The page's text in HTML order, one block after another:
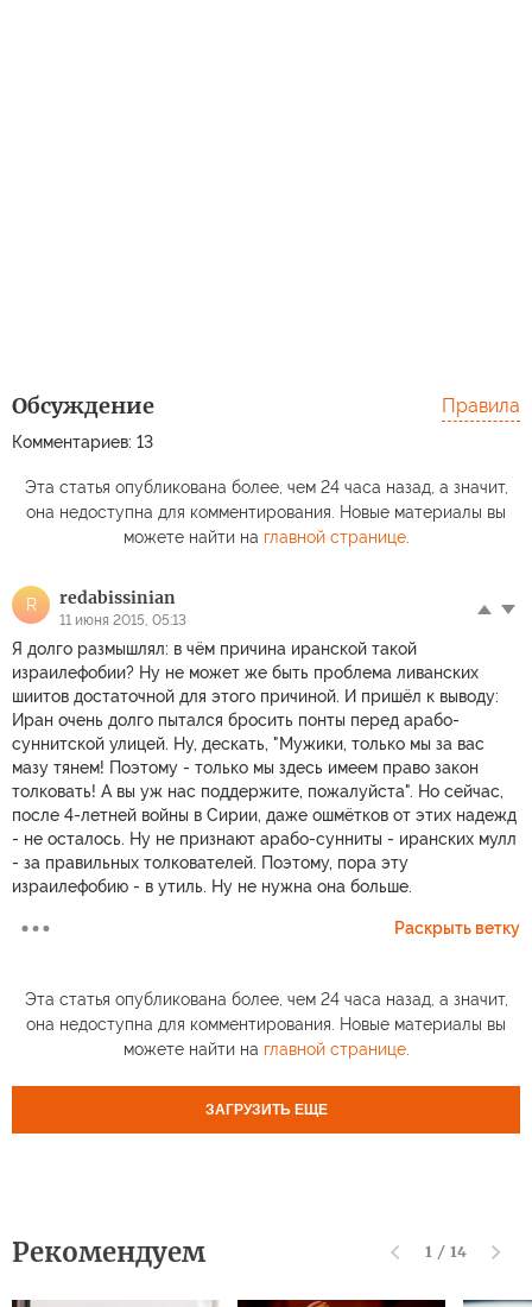
Обсуждение
Комментариев: 13
Правила
Эта статья опубликована более, чем 24 часа назад, а значит,
она недоступна для комментирования. Новые материалы вы
можете найти на главной странице.
R redabissinian
11 июня 2015, 05:13
Я долго размышлял: в чём причина иранской такой
израилефобии? Ну не может же быть проблема ливанских
шиитов достаточной для этого причиной. И пришёл к выводу:
Иран очень долго пытался бросить понты перед арабо-
суннитской улицей. Ну, дескать, "Мужики, только мы за вас
мазу тянем! Поэтому - только мы здесь имеем право закон
толковать! А вы уж нас поддержите, пожалуйста". Но сейчас,
после 4-летней войны в Сирии, даже ошмётков от этих надежд
- не осталось. Ну не признают арабо-сунниты - иранских мулл
- за правильных толкователей. Поэтому, пора эту
израилефобию - в утиль. Ну не нужна она больше.
Раскрыть ветку
Эта статья опубликована более, чем 24 часа назад, а значит,
она недоступна для комментирования. Новые материалы вы
можете найти на главной странице.
ЗАГРУЗИТЬ ЕЩЕ
Рекомендуем 1 / 14